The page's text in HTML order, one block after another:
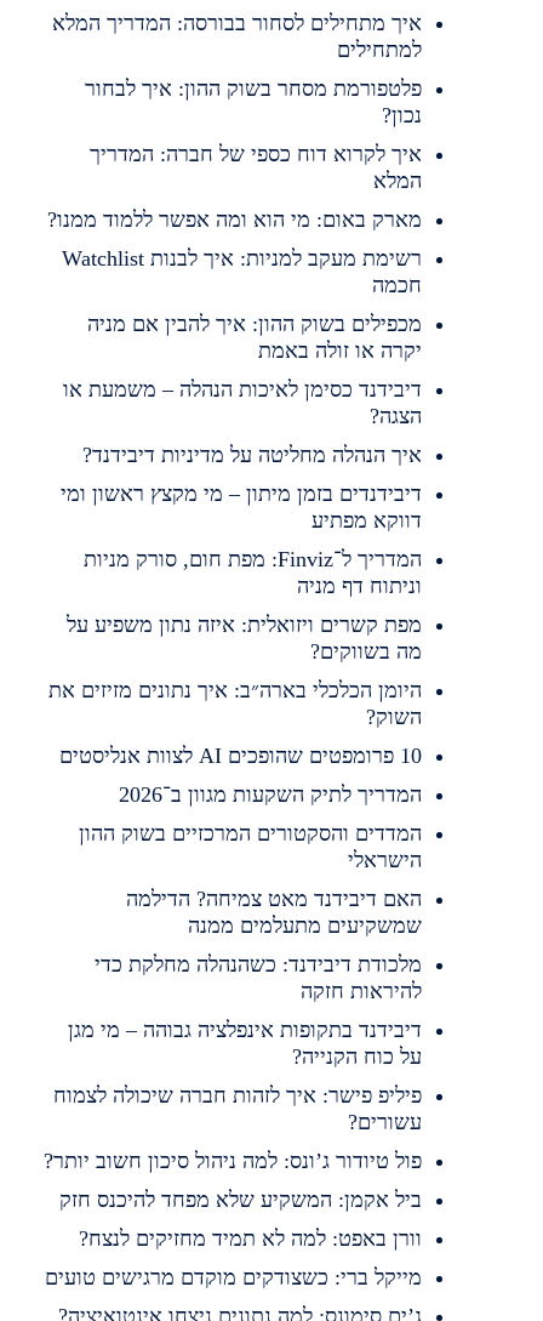
איך מתחילים לסחור בבורסה: המדריך המלא
למתחילים
פלטפורמת מסחר בשוק ההון: איך לבחור
נכון?
איך לקרוא דוח כספי של חברה: המדריך
המלא
מארק באום: מי הוא ומה אפשר ללמוד ממנו?
רשימת מעקב למניות: איך לבנות Watchlist
חכמה
מכפילים בשוק ההון: איך להבין אם מניה
יקרה או זולה באמת
דיבידנד כסימן לאיכות הנהלה – משמעת או
הצגה?
איך הנהלה מחליטה על מדיניות דיבידנד?
דיבידנדים בזמן מיתון – מי מקצץ ראשון ומי
דווקא מפתיע
המדריך ל־Finviz: מפת חום, סורק מניות
וניתוח דף מניה
מפת קשרים ויזואלית: איזה נתון משפיע על
מה בשווקים?
היומן הכלכלי בארה״ב: איך נתונים מזיזים את
השוק?
10 פרומפטים שהופכים AI לצוות אנליסטים
המדריך לתיק השקעות מגוון ב־2026
המדדים והסקטורים המרכזיים בשוק ההון
הישראלי
האם דיבידנד מאט צמיחה? הדילמה
שמשקיעים מתעלמים ממנה
מלכודת דיבידנד: כשהנהלה מחלקת כדי
להיראות חזקה
דיבידנד בתקופות אינפלציה גבוהה – מי מגן
על כוח הקנייה?
פיליפ פישר: איך לזהות חברה שיכולה לצמוח
עשורים?
פול טיודור ג’ונס: למה ניהול סיכון חשוב יותר?
ביל אקמן: המשקיע שלא מפחד להיכנס חזק
וורן באפט: למה לא תמיד מחזיקים לנצח?
מייקל ברי: כשצודקים מוקדם מרגישים טועים